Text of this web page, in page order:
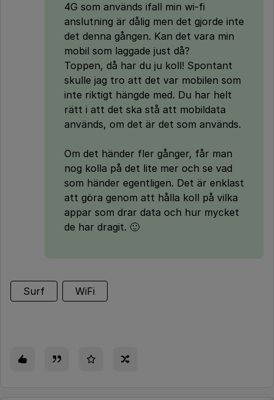
4G som används ifall min wi-fi
anslutning är dålig men det gjorde inte
det denna gången. Kan det vara min
mobil som laggade just då?
Toppen, då har du ju koll! Spontant
skulle jag tro att det var mobilen som
inte riktigt hängde med. Du har helt
rätt i att det ska stå att mobildata
används, om det är det som används.
Om det händer fler gånger, får man
nog kolla på det lite mer och se vad
som händer egentligen. Det är enklast
att göra genom att hålla koll på vilka
appar som drar data och hur mycket
de har dragit. 🙂
Surf WiFi